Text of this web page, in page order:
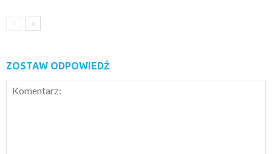
ZOSTAW ODPOWIEDŹ